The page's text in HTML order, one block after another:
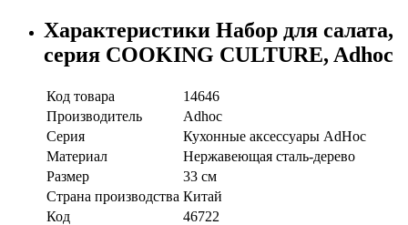
Характеристики Набор для салата,
серия COOKING CULTURE, Adhoc
Код товара
14646
Производитель
Adhoc
Серия
Кухонные аксессуары AdHoc
Материал
Нержавеющая сталь-дерево
Размер
33 см
Страна производства Китай
Код
46722